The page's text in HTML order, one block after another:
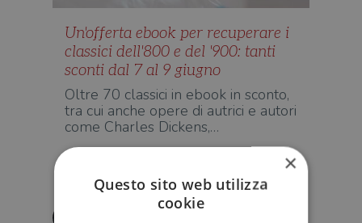
Un'offerta ebook per recuperare i
classici dell'800 e del '900: tanti
sconti dal 7 al 9 giugno
Oltre 70 classici in ebook in sconto,
tra cui anche opere di autrici e autori
come Charles Dickens,…
×
Questo sito web utilizza
cookie